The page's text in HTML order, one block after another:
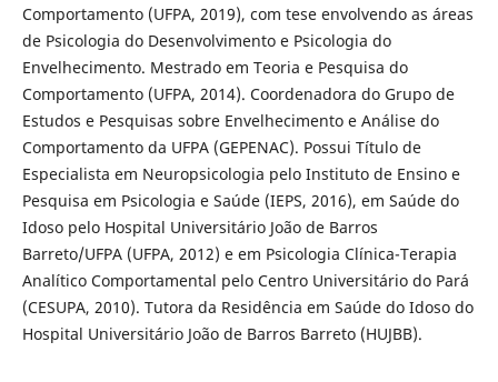
Comportamento (UFPA, 2019), com tese envolvendo as áreas
de Psicologia do Desenvolvimento e Psicologia do
Envelhecimento. Mestrado em Teoria e Pesquisa do
Comportamento (UFPA, 2014). Coordenadora do Grupo de
Estudos e Pesquisas sobre Envelhecimento e Análise do
Comportamento da UFPA (GEPENAC). Possui Título de
Especialista em Neuropsicologia pelo Instituto de Ensino e
Pesquisa em Psicologia e Saúde (IEPS, 2016), em Saúde do
Idoso pelo Hospital Universitário João de Barros
Barreto/UFPA (UFPA, 2012) e em Psicologia Clínica-Terapia
Analítico Comportamental pelo Centro Universitário do Pará
(CESUPA, 2010). Tutora da Residência em Saúde do Idoso do
Hospital Universitário João de Barros Barreto (HUJBB).